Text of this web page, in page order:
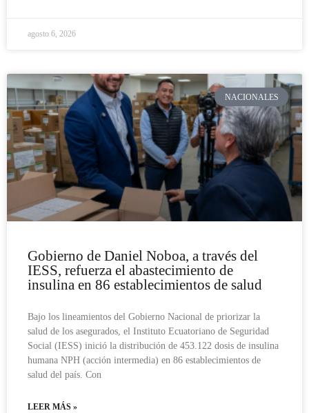
agosto 6, 2026
NACIONALES
Gobierno de Daniel Noboa, a través del
IESS, refuerza el abastecimiento de
insulina en 86 establecimientos de salud
Bajo los lineamientos del Gobierno Nacional de priorizar la
salud de los asegurados, el Instituto Ecuatoriano de Seguridad
Social (IESS) inició la distribución de 453.122 dosis de insulina
humana NPH (acción intermedia) en 86 establecimientos de
salud del país. Con
LEER MÁS »